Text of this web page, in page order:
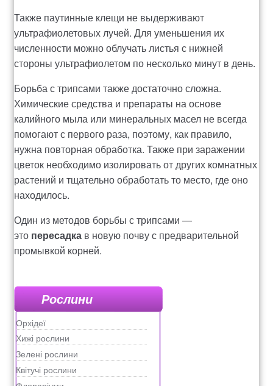
счет 300
счет 3235
счет 545
счет 575
ТОТАЛЬНИЙ РОЗПРОДАЖ
Также паутинные клещи не выдерживают
ультрафиолетовых лучей. Для уменьшения их
численности можно облучать листья с нижней
стороны ультрафиолетом по несколько минут в день.
Борьба с трипсами также достаточно сложна.
Химические средства и препараты на основе
калийного мыла или минеральных масел не всегда
помогают с первого раза, поэтому, как правило,
нужна повторная обработка. Также при заражении
цветок необходимо изолировать от других комнатных
растений и тщательно обработать то место, где оно
находилось.
Один из методов борьбы с трипсами —
это пересадкав новую почву с предварительной
промывкой корней.
Рослини
Орхідеї
Хижі рослини
Зелені рослини
Квітучі рослини